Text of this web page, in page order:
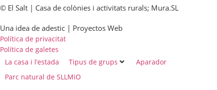
© El Salt | Casa de colònies i activitats rurals; Mura.SL
Una idea de adestic | Proyectos Web
Política de privacitat
Política de galetes
La casa i l’estada
Tipus de grups
Aparador
Parc natural de SLLMiO